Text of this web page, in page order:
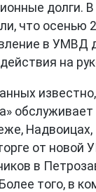
долги.
что осенью
в УМВД
на
от новой
в
того, в